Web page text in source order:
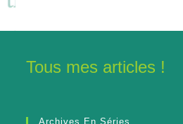
Tous mes articles !
Archives En Séries